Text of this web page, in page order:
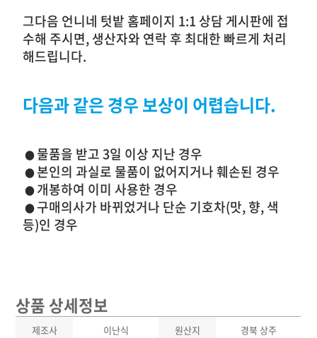
그다음 언니네 텃밭 홈페이지 1:1 상담 게시판에 접
수해 주시면, 생산자와 연락 후 최대한 빠르게 처리
해드립니다.
다음과 같은 경우 보상이 어렵습니다.
● 물품을 받고 3일 이상 지난 경우
●본인의 과실로 물품이 없어지거나 훼손된 경우
● 개봉하여 이미 사용한 경우
● 구매의사가 바뀌었거나 단순 기호차(맛, 향, 색
등)인 경우
상품 상세정보
제조사 이난식 원산지 경북 상주